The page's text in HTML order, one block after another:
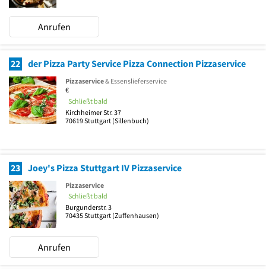
Anrufen
22 der Pizza Party Service Pizza Connection Pizzaservice
Pizzaservice& Essenslieferservice
€
Schließt bald
Kirchheimer Str. 37
70619Stuttgart (Sillenbuch)
23 Joey's Pizza Stuttgart IV Pizzaservice
Pizzaservice
Schließt bald
Burgunderstr. 3
70435Stuttgart (Zuffenhausen)
Anrufen